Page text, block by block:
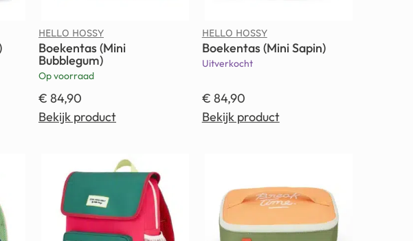
HELLO HOSSY
Boekentas (Mini
Bubblegum)
Op voorraad
€ 84,90
Bekijk product
HELLO HOSSY
Boekentas (Mini Sapin)
Uitverkocht
€ 84,90
Bekijk product